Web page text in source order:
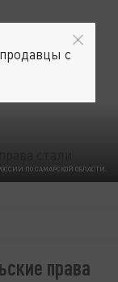
ПО САМАРСКОЙ ОБЛАСТИ.
права
с